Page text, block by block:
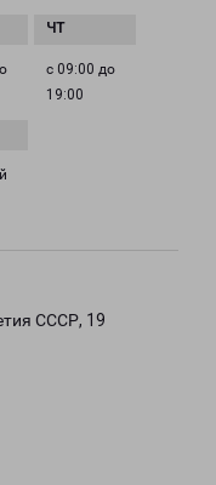
с 09:00 до
19:00
СССР, 19